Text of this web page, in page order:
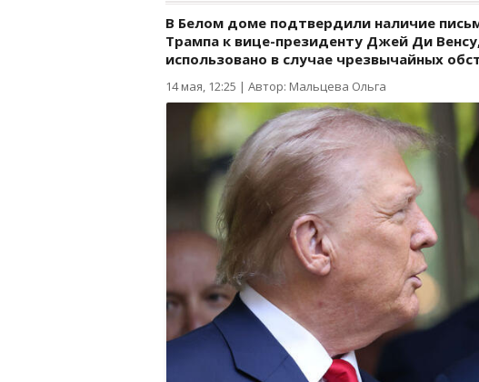
В Белом доме подтвердили наличие
Трампа к вице-президенту Джей Ди
использовано в случае чрезвычайных
14 мая, 12:25 | Автор: Мальцева Ольга